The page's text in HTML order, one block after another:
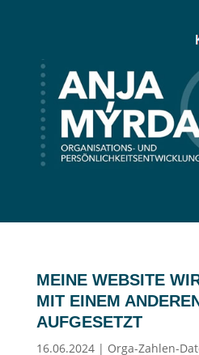
MEINE WEBSITE
MIT EINEM
AUFGESETZT
16.06.2024| Orga-Zahlen-